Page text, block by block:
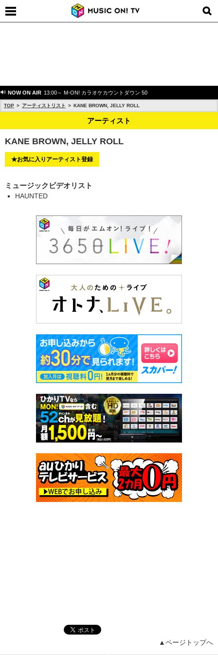
NOW ON AIR 13:00～ M-ON! カラオケカウントダウン 50
TOP アーティストリスト KANE BROWN, JELLY ROLL
アーティスト
KANE BROWN, JELLY ROLL
★お気に入りアーティスト登録
ミュージックビデオリスト
HAUNTED
▲ページトップへ